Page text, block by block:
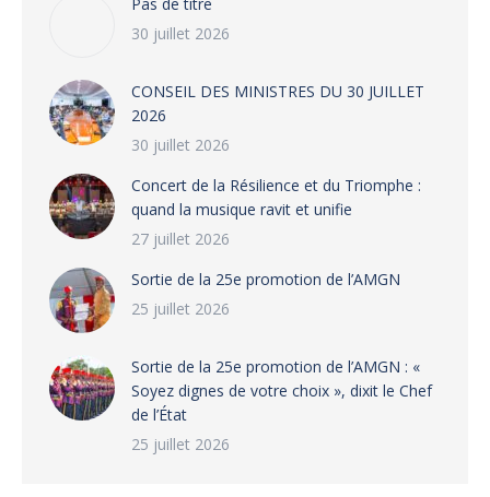
30 juillet 2026
CONSEIL DES MINISTRES DU 30 JUILLET
2026
30 juillet 2026
‎​Concert de la Résilience et du Triomphe :
quand la musique ravit et unifie
27 juillet 2026
‎Sortie de la 25e promotion de l’AMGN
25 juillet 2026
‎Sortie de la 25e promotion de l’AMGN : «
Soyez dignes de votre choix », dixit le Chef
de l’État
25 juillet 2026